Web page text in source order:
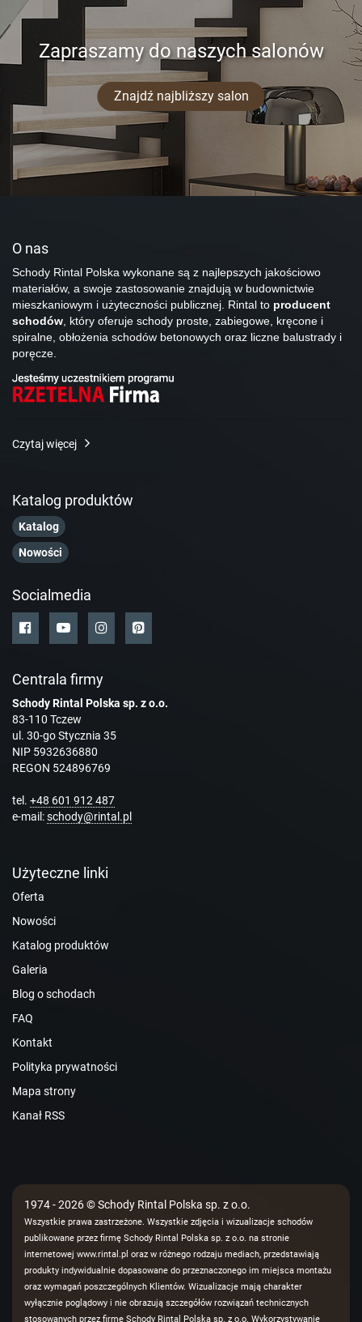
Zapraszamy do naszych salonów
Znajdź najbliższy salon
O nas
Schody Rintal Polska wykonane są z najlepszych jakościowo
materiałów, a swoje zastosowanie znajdują w budownictwie
mieszkaniowym i użyteczności publicznej. Rintal to producent
schodów, który oferuje schody proste, zabiegowe, kręcone i
spiralne, obłożenia schodów betonowych oraz liczne balustrady i
poręcze.
Czytaj więcej
Katalog produktów
Katalog
Nowości
Socialmedia
Centrala firmy
Schody Rintal Polska sp. z o.o.
83-110 Tczew
ul. 30-go Stycznia 35
NIP 5932636880
REGON 524896769
tel. +48 601 912 487
e-mail:schody@rintal.pl
Użyteczne linki
Oferta
Nowości
Katalog produktów
Galeria
Blog o schodach
FAQ
Kontakt
Polityka prywatności
Mapa strony
Kanał RSS
1974 - 2026 © Schody Rintal Polska sp. z o.o.
Wszystkie prawa zastrzeżone. Wszystkie zdjęcia i wizualizacje schodów
publikowane przez firmę Schody Rintal Polska sp. z o.o. na stronie
internetowej www.rintal.pl oraz w różnego rodzaju mediach, przedstawiają
produkty indywidualnie dopasowane do przeznaczonego im miejsca montażu
oraz wymagań poszczególnych Klientów. Wizualizacje mają charakter
wyłącznie poglądowy i nie obrazują szczegółów rozwiązań technicznych
stosowanych przez firmę Schody Rintal Polska sp. z o.o. Wykorzystywanie